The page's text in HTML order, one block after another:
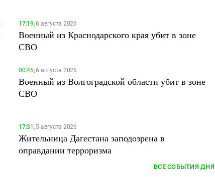
17:19,6 августа 2026
Военный из Краснодарского края убит в зоне
СВО
00:45,6 августа 2026
Военный из Волгоградской области убит в зоне
СВО
17:31,5 августа 2026
Жительница Дагестана заподозрена в
оправдании терроризма
ВСЕ СОБЫТИЯ ДНЯ